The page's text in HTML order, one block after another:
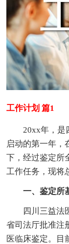
工作计划 篇1
20xx年，是四
启动的第一年，
下，经过鉴定所
工作任务，现将
一、鉴定所
四川三益法医
省司法厅批准注
医临床鉴定。目